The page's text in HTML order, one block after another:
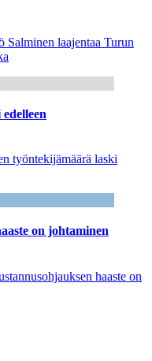
Salminen laajentaa Turun
työntekijämäärä laski
on johtaminen
haaste on